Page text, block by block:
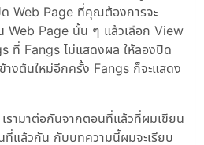
ด Web Page ที่คุณต้องการจะ
Web Page นั้น ๆ แล้วเลือก View
ที่ Fangs ไม่แสดงผล ให้ลองปิด
งต้นใหม่อีกครั้ง Fangs ก็จะแสดง
เรามาต่อกันจากตอนที่แล้วที่ผมเขียน
ที่แล้วกัน กับบทความนี้ผมจะเรียบ